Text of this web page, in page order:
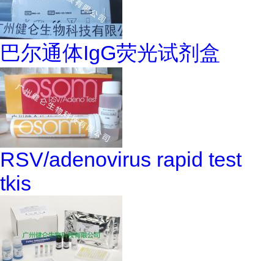
巴尔通体IgG荧光试剂盒
RSV/adenovirus rapid test
tkis